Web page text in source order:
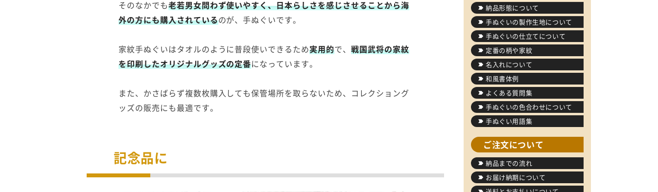
そのなかでも老若男女問わず使いやすく、日本らしさを感じさせることから海
外の方にも購入されているのが、手ぬぐいです。
家紋手ぬぐいはタオルのように普段使いできるため実用的で、 戦国武将の家紋
を印刷したオリジナルグッズの定番になっています。
また、かさばらず複数枚購入しても保管場所を取らないため、コレクショング
ッズの販売にも最適です。
記念品に
納品形態について
手ぬぐいの製作生地について
手ぬぐいの仕立てについて
定番の柄や家紋
名入れについて
和風書体例
よくある質問集
手ぬぐいの色合わせについて
手ぬぐい用語集
ご注文について
納品までの流れ
お届け納期について